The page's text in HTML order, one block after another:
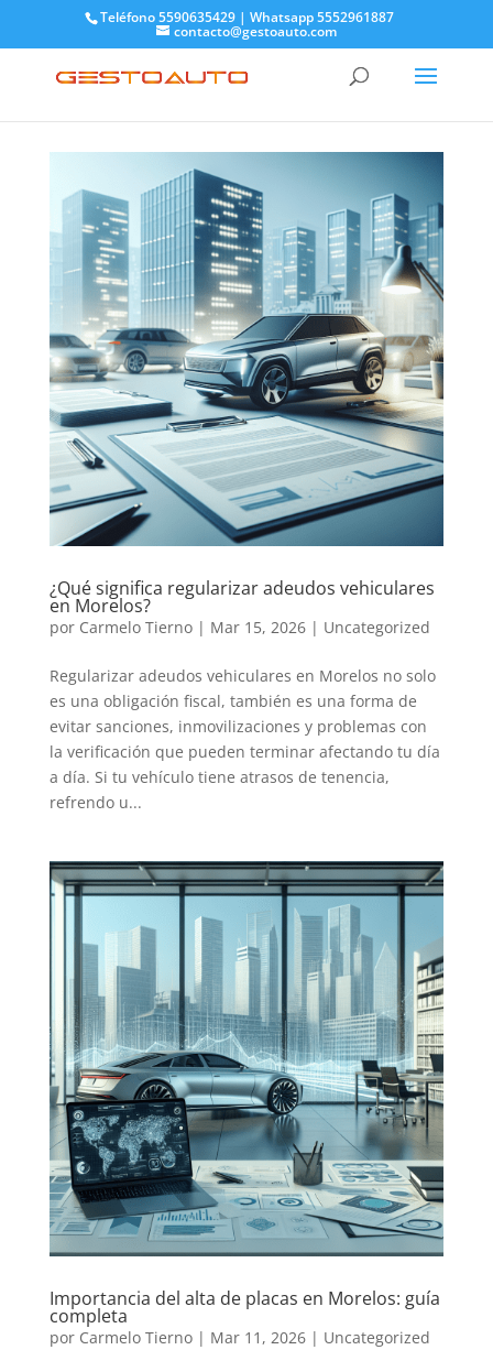
Teléfono 5590635429 | Whatsapp 5552961887
contacto@gestoauto.com
¿Qué significa regularizar adeudos vehiculares
en Morelos?
por Carmelo Tierno| Mar 15, 2026| Uncategorized
Regularizar adeudos vehiculares en Morelos no solo
es una obligación fiscal, también es una forma de
evitar sanciones, inmovilizaciones y problemas con
la verificación que pueden terminar afectando tu día
a día. Si tu vehículo tiene atrasos de tenencia,
refrendo u...
Importancia del alta de placas en Morelos: guía
completa
por Carmelo Tierno| Mar 11, 2026| Uncategorized